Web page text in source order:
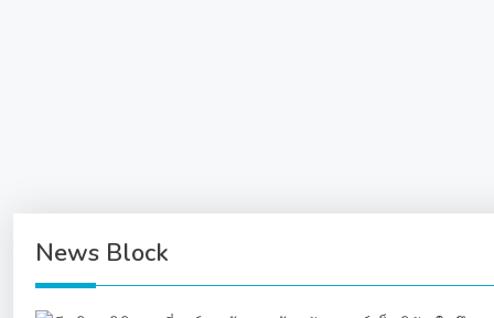
News Block